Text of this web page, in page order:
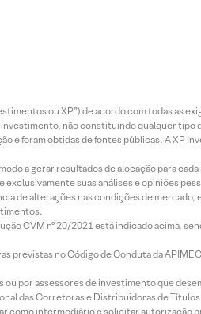
ou XP”) de acordo com todas as
não constituindo qualquer
e foram obtidas de fontes públicas. A XP
a gerar resultados de alocação para
suas análises e opiniões
de alterações nas condições de
CVM nº 20/2021 está indicado acima,
previstas no Código de Conduta da
por assessores de investimento que
das Corretoras e Distribuidoras de
intermediário e solicitar autorização